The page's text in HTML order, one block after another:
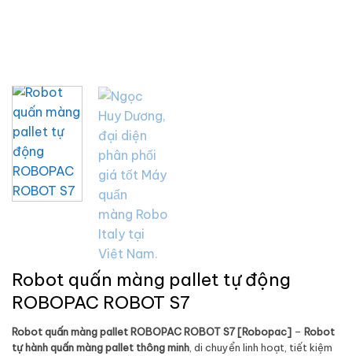
Robot quấn màng pallet tự động
ROBOPAC ROBOT S7
Robot quấn màng pallet ROBOPAC ROBOT S7 [Robopac] – Robot
tự hành quấn màng pallet thông minh , di chuyển linh hoạt, tiết kiệm